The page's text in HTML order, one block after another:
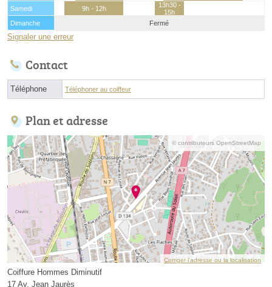
Samedi
9h - 12h
13h30 -
15h
Dimanche
Fermé
Signaler une erreur
Contact
Téléphone Téléphoner au coiffeur
Plan et adresse
© contributeurs OpenStreetMap
Corriger l’adresse ou la localisation
Coiffure Hommes Diminutif
17 Av. Jean Jaurès